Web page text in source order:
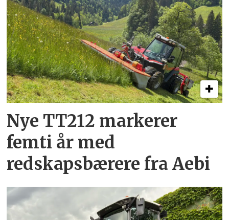
Nye TT212 markerer
femti år­ med
redskapsbærere fra Aebi